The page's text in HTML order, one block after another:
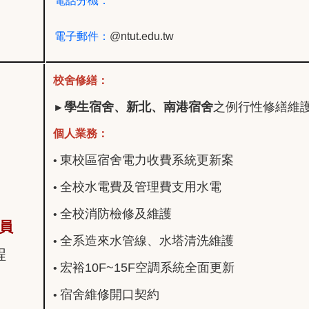
電子郵件： @ntut.edu.tw
校舍修繕：
►學生宿舍、 新北、 南港宿舍之例行性修繕維護
個人業務：
• 東校區宿舍電力收費系統更新案
• 全校水電費及管理費支用水電
• 全校消防檢修及維護
• 全系造來水管線、水塔清洗維護
• 宏裕10F~15F空調系統全面更新
• 宿舍維修開口契約